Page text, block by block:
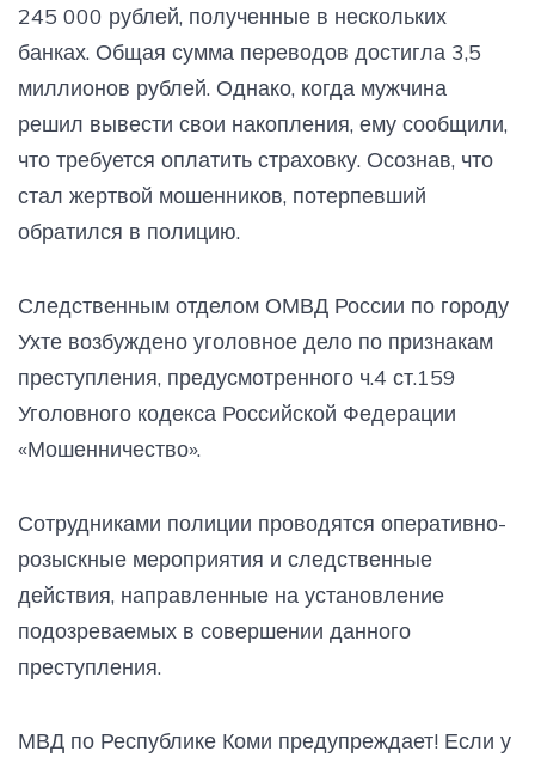
245 000 рублей, полученные в нескольких
банках. Общая сумма переводов достигла 3,5
миллионов рублей. Однако, когда мужчина
решил вывести свои накопления, ему сообщили,
что требуется оплатить страховку. Осознав, что
стал жертвой мошенников, потерпевший
обратился в полицию.
Следственным отделом ОМВД России по городу
Ухте возбуждено уголовное дело по признакам
преступления, предусмотренного ч.4 ст.159
Уголовного кодекса Российской Федерации
«Мошенничество».
Сотрудниками полиции проводятся оперативно-
розыскные мероприятия и следственные
действия, направленные на установление
подозреваемых в совершении данного
преступления.
МВД по Республике Коми предупреждает! Если у